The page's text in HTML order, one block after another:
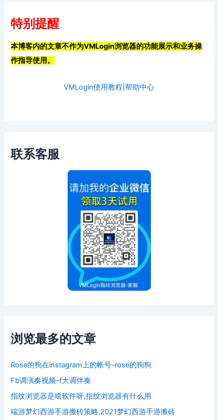
特别提醒
本博客内的文章不作为VMLogin浏览器的功能展示和业务操
作指导使用。
VMLogin使用教程|帮助中心
联系客服
浏览最多的文章
Rose的狗在instagram上的帐号–rose的狗狗
Fb调演奏视频–f大调伴奏
指纹浏览器是啥软件呀,指纹浏览器有什么用
端游梦幻西游手游搬砖策略,2021梦幻西游手游搬砖